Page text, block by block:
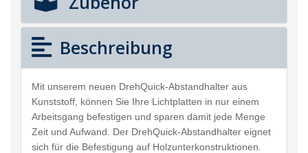
Beschreibung
Mit unserem neuen DrehQuick-Abstandhalter aus
Kunststoff, können Sie Ihre Lichtplatten in nur einem
Arbeitsgang befestigen und sparen damit jede Menge
Zeit und Aufwand. Der DrehQuick-Abstandhalter eignet
sich für die Befestigung auf Holzunterkonstruktionen.